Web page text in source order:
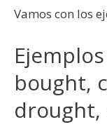
Vamos con los
bought,
drought,